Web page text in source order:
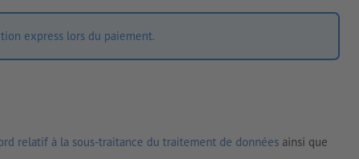
express lors du paiement.
relatif à la sous-traitance du traitement de données ainsi que